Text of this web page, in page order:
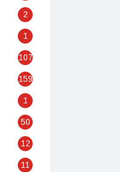
2
1
107
159
1
50
12
11